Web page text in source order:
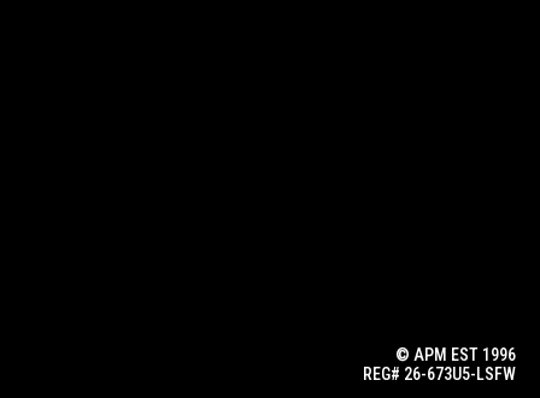
© APM EST 1996
REG# 26-673U5-LSFW